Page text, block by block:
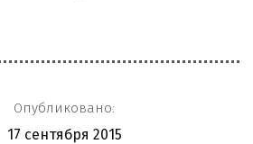
Опубликовано:
17 сентября 2015